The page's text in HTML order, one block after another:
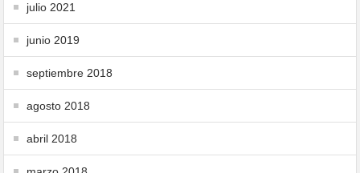
julio 2021
junio 2019
septiembre 2018
agosto 2018
abril 2018